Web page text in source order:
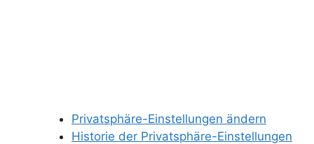
Privatsphäre-Einstellungen ändern
Historie der Privatsphäre-Einstellungen